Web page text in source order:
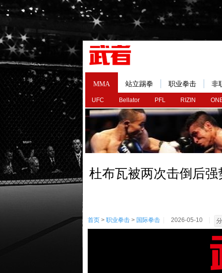
MMA
UFC Bellator PFL RIZIN
站立踢拳 职业拳击 非
杜布瓦被两次击倒后
首页 > 职业拳击 > 国际拳击 2026-05-10